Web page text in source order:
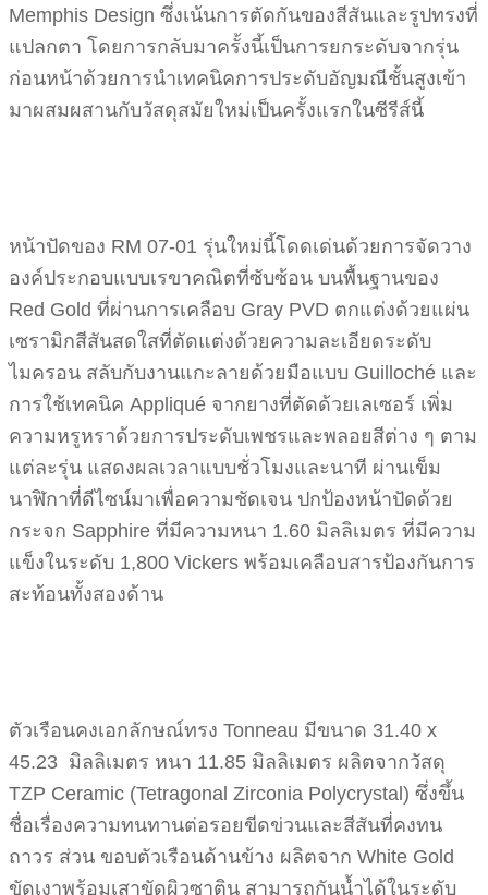
Memphis Design ซึ่งเน้นการตัดกันของสีสันและรูปทรงที่
แปลกตา โดยการกลับมาครั้งนี้เป็นการยกระดับจากรุ่น
ก่อนหน้าด้วยการนำเทคนิคการประดับอัญมณีชั้นสูงเข้า
มาผสมผสานกับวัสดุสมัยใหม่เป็นครั้งแรกในซีรีส์นี้
หน้าปัดของ RM 07-01 รุ่นใหม่นี้โดดเด่นด้วยการจัดวาง
องค์ประกอบแบบเรขาคณิตที่ซับซ้อน บนพื้นฐานของ
Red Gold ที่ผ่านการเคลือบ Gray PVD ตกแต่งด้วยแผ่น
เซรามิกสีสันสดใสที่ตัดแต่งด้วยความละเอียดระดับ
ไมครอน สลับกับงานแกะลายด้วยมือแบบ Guilloché และ
การใช้เทคนิค Appliqué จากยางที่ตัดด้วยเลเซอร์ เพิ่ม
ความหรูหราด้วยการประดับเพชรและพลอยสีต่าง ๆ ตาม
แต่ละรุ่น แสดงผลเวลาแบบชั่วโมงและนาที ผ่านเข็ม
นาฬิกาที่ดีไซน์มาเพื่อความชัดเจน ปกป้องหน้าปัดด้วย
กระจก Sapphire ที่มีความหนา 1.60 มิลลิเมตร ที่มีความ
แข็งในระดับ 1,800 Vickers พร้อมเคลือบสารป้องกันการ
สะท้อนทั้งสองด้าน
ตัวเรือนคงเอกลักษณ์ทรง Tonneau มีขนาด 31.40 x
45.23 มิลลิเมตร หนา 11.85 มิลลิเมตร ผลิตจากวัสดุ
TZP Ceramic (Tetragonal Zirconia Polycrystal) ซึ่งขึ้น
ชื่อเรื่องความทนทานต่อรอยขีดข่วนและสีสันที่คงทน
ถาวร ส่วน ขอบตัวเรือนด้านข้าง ผลิตจาก White Gold
ขัดเงาพร้อมเสาขัดผิวซาติน สามารถกันน้ำได้ในระดับ